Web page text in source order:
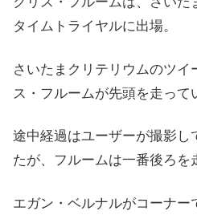
タイムトライヤルに出場。
さいたまクリテリウムのツイ
ス・フルームが先頭を走って
途中経過はユーザーが撮影し
たが、フルームは一番後ろを
エガン・ベルナルがコーナー